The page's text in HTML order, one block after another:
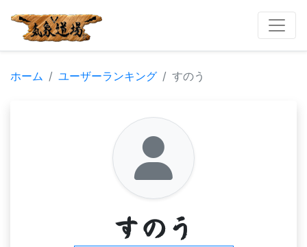
ホーム ユーザーランキング すのう
すのう